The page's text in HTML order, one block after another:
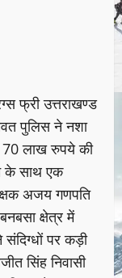
फ्री उत्तराखण्ड
पुलिस ने नशा
70 लाख रुपये की
के साथ एक
अजय गणपति
क्षेत्र में
पर कड़ी
सिंह निवासी